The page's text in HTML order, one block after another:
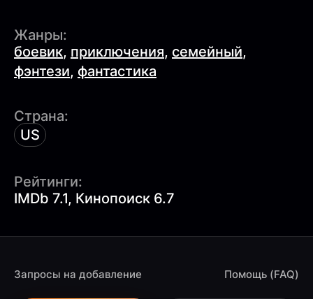
Жанры:
боевик, приключения, семейный,
фэнтези, фантастика
Страна:
US
Рейтинги:
IMDb 7.1, Кинопоиск 6.7
Запросы на добавление Помощь (FAQ)